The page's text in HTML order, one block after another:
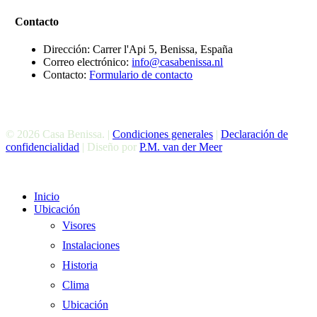
Contacto
Dirección: Carrer l'Api 5, Benissa, España
Correo electrónico:info@casabenissa.nl
Contacto:Formulario de contacto
© 2026 Casa Benissa. | Condiciones generales | Declaración de
confidencialidad | Diseño por P.M. van der Meer
Cerrar Inicio
Ubicación
Visores
Instalaciones
Historia
Clima
Ubicación